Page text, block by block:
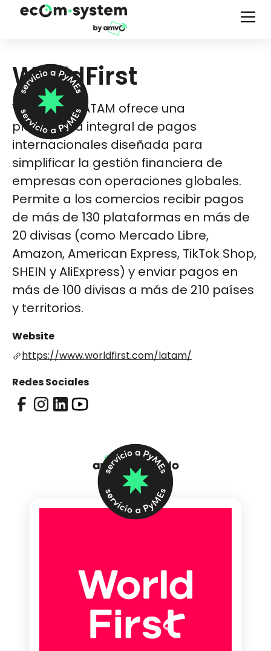
WorldFirst
WorldFirst LATAM ofrece una
plataforma integral de pagos
internacionales diseñada para
simplificar la gestión financiera de
empresas con operaciones globales.
Permite a los comercios recibir pagos
de más de 130 plataformas en más de
20 divisas (como Mercado Libre,
Amazon, American Express, TikTok Shop,
SHEIN y AliExpress) y enviar pagos en
más de 100 divisas a más de 210 países
y territorios.
Website
https://www.worldfirst.com/latam/
Redes Sociales